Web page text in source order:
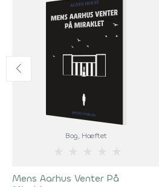
Bog, Hæftet
Mens Aarhus Venter På